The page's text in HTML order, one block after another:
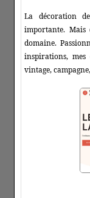
La décoration
importante.
domaine.
inspirations,
vintage,